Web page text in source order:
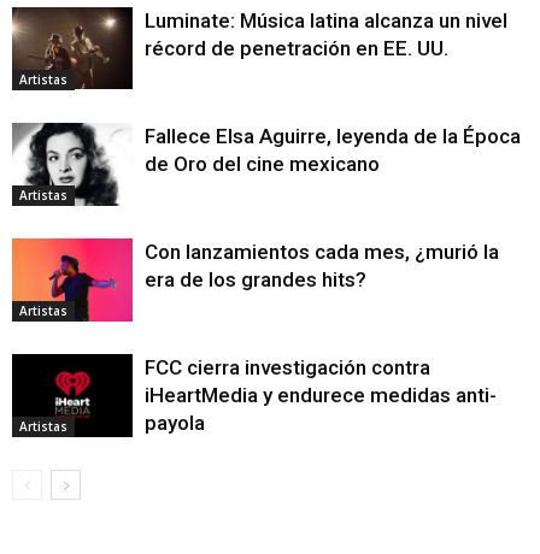
Artistas
Luminate: Música latina alcanza un nivel
récord de penetración en EE. UU.
Artistas
Fallece Elsa Aguirre, leyenda de la Época
de Oro del cine mexicano
Artistas
Con lanzamientos cada mes, ¿murió la
era de los grandes hits?
Artistas
FCC cierra investigación contra
iHeartMedia y endurece medidas anti-
payola